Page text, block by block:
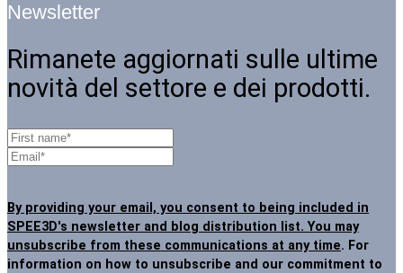
Newsletter
Rimanete aggiornati sulle ultime
novità del settore e dei prodotti.
By providing your email, you consent to being included in
SPEE3D's newsletter and blog distribution list. You may
unsubscribe from these communications at any time. For
information on how to unsubscribe and our commitment to